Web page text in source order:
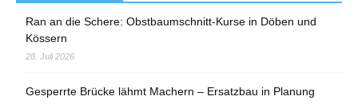
Ran an die Schere: Obstbaumschnitt-Kurse in Döben und
Kössern
28. Juli 2026
Gesperrte Brücke lähmt Machern – Ersatzbau in Planung